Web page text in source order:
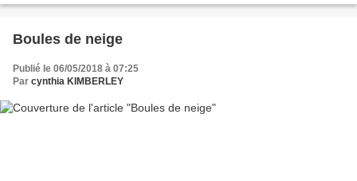
Boules de neige
Publié le 06/05/2018 à 07:25
Par cynthia KIMBERLEY